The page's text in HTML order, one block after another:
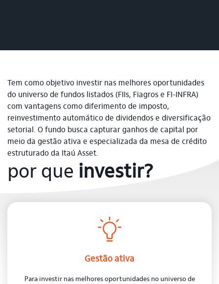
Tem como objetivo investir nas melhores oportunidades
do universo de fundos listados (FIIs, Fiagros e FI-INFRA)
com vantagens como diferimento de imposto,
reinvestimento automático de dividendos e diversificação
setorial. O fundo busca capturar ganhos de capital por
meio da gestão ativa e especializada da mesa de crédito
estruturado da Itaú Asset.
por que investir?
Gestão ativa
Para investir nas melhores oportunidades no universo de